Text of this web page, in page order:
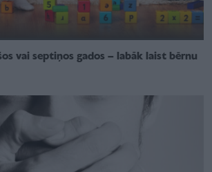
vai septiņos gados – labāk laist bērnu